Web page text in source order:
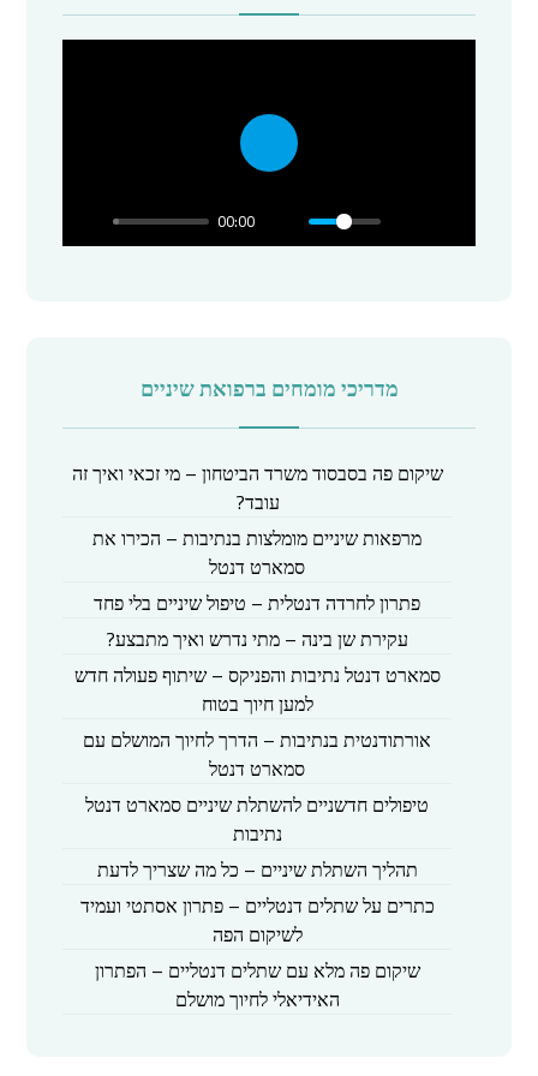
00:00
P
מדריכי מומחים ברפואת שיניים
שיקום פה בסבסוד משרד הביטחון – מי זכאי ואיך זה
עובד?
מרפאות שיניים מומלצות בנתיבות – הכירו את
סמארט דנטל
פתרון לחרדה דנטלית – טיפול שיניים בלי פחד
עקירת שן בינה – מתי נדרש ואיך מתבצע?
סמארט דנטל נתיבות והפניקס – שיתוף פעולה חדש
למען חיוך בטוח
אורתודנטית בנתיבות – הדרך לחיוך המושלם עם
סמארט דנטל
טיפולים חדשניים להשתלת שיניים סמארט דנטל
נתיבות
תהליך השתלת שיניים – כל מה שצריך לדעת
כתרים על שתלים דנטליים – פתרון אסתטי ועמיד
לשיקום הפה
שיקום פה מלא עם שתלים דנטליים – הפתרון
האידיאלי לחיוך מושלם